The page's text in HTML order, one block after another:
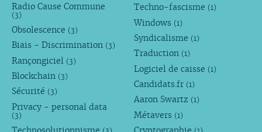
Radio Cause Commune
(3)
Obsolescence (3)
Biais - Discrimination (3)
Rançongiciel (3)
Blockchain (3)
Sécurité (3)
Privacy - personal data
(3)
Techno-fascisme (1)
Windows (1)
Syndicalisme (1)
Traduction (1)
Logiciel de caisse (1)
Candidats.fr (1)
Aaron Swartz (1)
Métavers (1)